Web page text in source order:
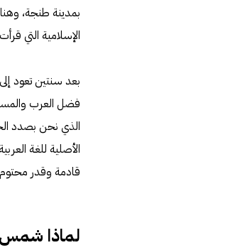
بمدينة طنجة،
الإسلامية التي
بعد سنتين تعود
الأصلية للغة
قادمة وقدر
لماذا